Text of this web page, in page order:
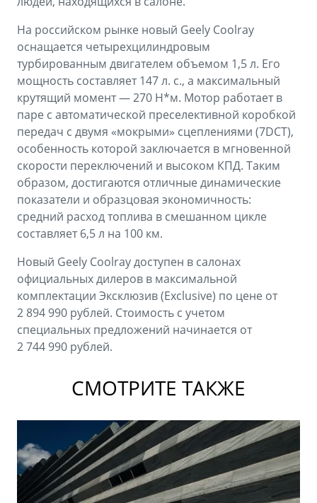
На российском рынке новый Geely Coolray
оснащается четырехцилиндровым
турбированным двигателем объемом 1,5 л. Его
мощность составляет 147 л. с., а максимальный
крутящий момент — 270 Н*м. Мотор работает в
паре с автоматической преселективной коробкой
передач с двумя «мокрыми» сцеплениями (7DCT),
особенность которой заключается в мгновенной
скорости переключений и высоком КПД. Таким
образом, достигаются отличные динамические
показатели и образцовая экономичность:
средний расход топлива в смешанном цикле
составляет 6,5 л на 100 км.
Новый Geely Coolray доступен в салонах
официальных дилеров в максимальной
комплектации Эксклюзив (Exclusive) по цене от
2 894 990 рублей. Стоимость с учетом
специальных предложений начинается от
2 744 990 рублей.
СМОТРИТЕ ТАКЖЕ